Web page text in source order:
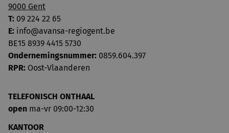
9000 Gent
T: 09 224 22 65
E: info@avansa-regiogent.be
BE15 8939 4415 5730
Ondernemingsnummer: 0859.604.397
RPR: Oost-Vlaanderen
TELEFONISCH ONTHAAL
open ma-vr 09:00-12:30
KANTOOR